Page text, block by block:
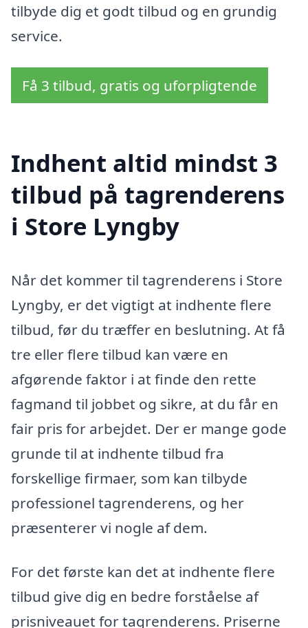
tilbyde dig et godt tilbud og en grundig
service.
Få 3 tilbud, gratis og uforpligtende
Indhent altid mindst 3
tilbud på tagrenderens
i Store Lyngby
Når det kommer til tagrenderens i Store
Lyngby, er det vigtigt at indhente flere
tilbud, før du træffer en beslutning. At få
tre eller flere tilbud kan være en
afgørende faktor i at finde den rette
fagmand til jobbet og sikre, at du får en
fair pris for arbejdet. Der er mange gode
grunde til at indhente tilbud fra
forskellige firmaer, som kan tilbyde
professionel tagrenderens, og her
præsenterer vi nogle af dem.
For det første kan det at indhente flere
tilbud give dig en bedre forståelse af
prisniveauet for tagrenderens. Priserne